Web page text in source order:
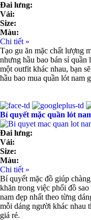
Đai lưng:
Vải:
Size:
Màu:
Chi tiết »
Tạo gu ăn mặc chất lượng
nhưng hầu bao bán sỉ
một outfit khác nhau, bạn
hầu bao mua quần lót nam
Bí quyết mặc quần lót
Đai lưng:
Vải:
Size:
Màu:
Chi tiết »
Bí quyết mặc đồ giúp
khăn trong việc phối đồ
nam đẹp nhất theo từng
mỗi dáng người khác nhau
giá rẻ.